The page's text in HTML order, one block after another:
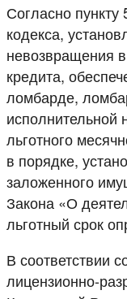
Согласно пункту
кодекса,
невозвращения
кредита,
ломбарде,
исполнительной
льготного
в порядке,
заложенного
Закона «О
льготный срок
В соответствии
лицензионно-